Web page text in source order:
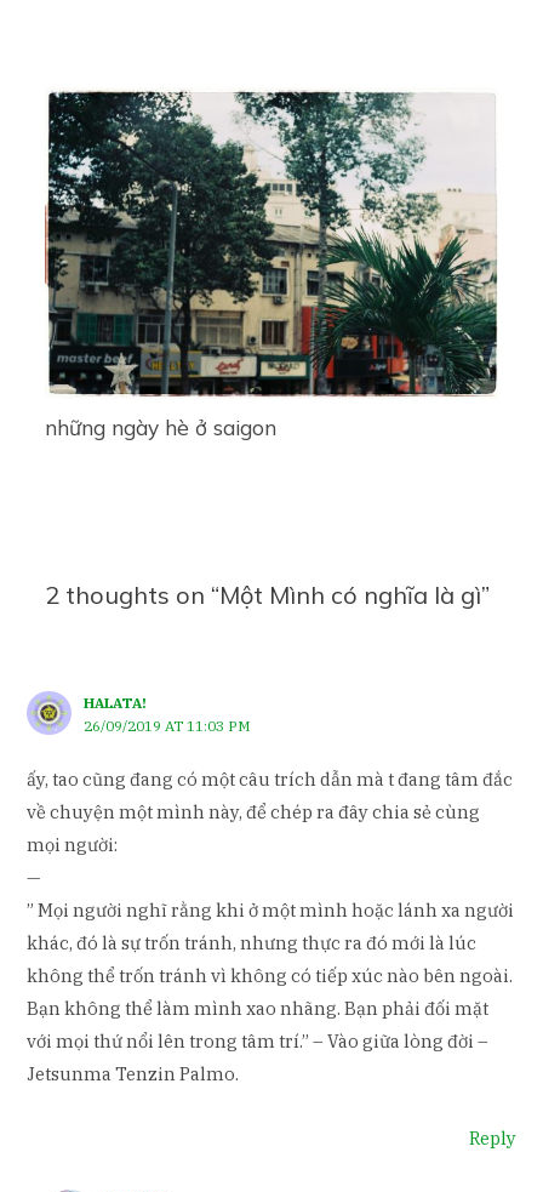
những ngày hè ở saigon
2 thoughts on “Một Mình có nghĩa là gì”
HALATA!
26/09/2019 AT 11:03 PM
ấy, tao cũng đang có một câu trích dẫn mà t đang tâm đắc
về chuyện một mình này, để chép ra đây chia sẻ cùng
mọi người:
—
” Mọi người nghĩ rằng khi ở một mình hoặc lánh xa người
khác, đó là sự trốn tránh, nhưng thực ra đó mới là lúc
không thể trốn tránh vì không có tiếp xúc nào bên ngoài.
Bạn không thể làm mình xao nhãng. Bạn phải đối mặt
với mọi thứ nổi lên trong tâm trí.” – Vào giữa lòng đời –
Jetsunma Tenzin Palmo.
Reply